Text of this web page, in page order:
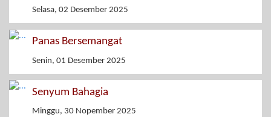
Selasa, 02 Desember 2025
Panas Bersemangat
Senin, 01 Desember 2025
Senyum Bahagia
Minggu, 30 Nopember 2025